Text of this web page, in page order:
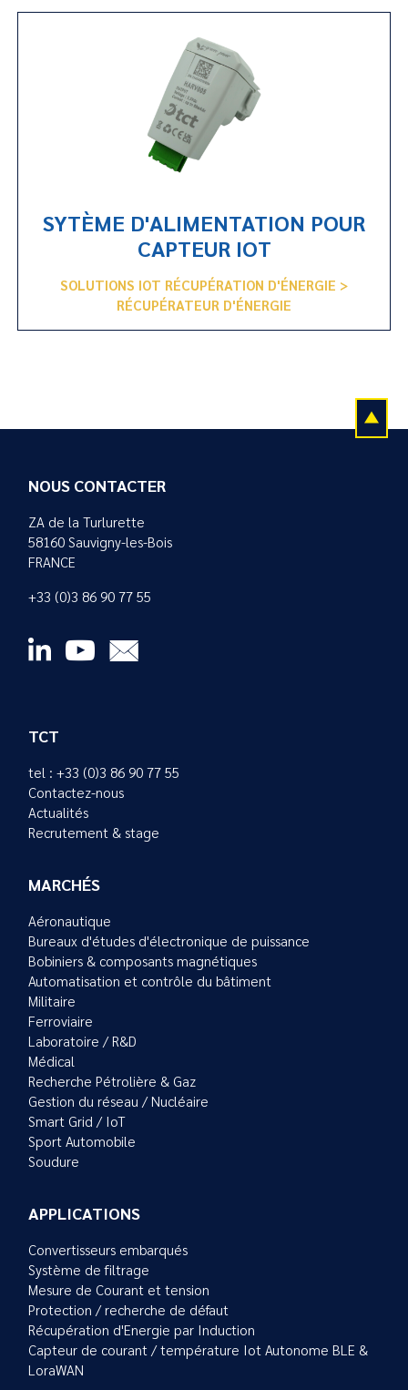
SYTÈME D'ALIMENTATION POUR
CAPTEUR IOT
SOLUTIONS IOT RÉCUPÉRATION D'ÉNERGIE >
RÉCUPÉRATEUR D'ÉNERGIE
NOUS CONTACTER
ZA de la Turlurette
58160 Sauvigny-les-Bois
FRANCE
+33 (0)3 86 90 77 55
TCT
tel : +33 (0)3 86 90 77 55
Contactez-nous
Actualités
Recrutement & stage
MARCHÉS
Aéronautique
Bureaux d'études d'électronique de puissance
Bobiniers & composants magnétiques
Automatisation et contrôle du bâtiment
Militaire
Ferroviaire
Laboratoire / R&D
Médical
Recherche Pétrolière & Gaz
Gestion du réseau / Nucléaire
Smart Grid / IoT
Sport Automobile
Soudure
APPLICATIONS
Convertisseurs embarqués
Système de filtrage
Mesure de Courant et tension
Protection / recherche de défaut
Récupération d'Energie par Induction
Capteur de courant / température Iot Autonome BLE &
LoraWAN